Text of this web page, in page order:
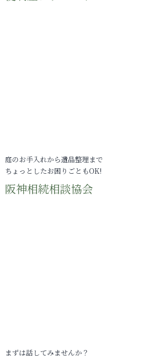
庭のお手入れから遺品整理まで
ちょっとしたお困りごともOK!
阪神相続相談協会
まずは話してみませんか？